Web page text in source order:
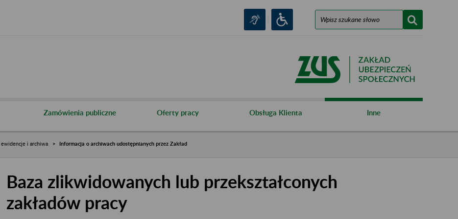
Zamówienia publiczne Oferty pracy Obsługa Klienta Inne
ewidencje i archiwa Informacja o archiwach udostępnianych przez Zakład
Baza zlikwidowanych lub przekształconych
zakładów pracy